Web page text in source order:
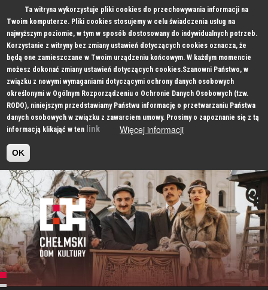
Ta witryna wykorzystuje pliki cookies do przechowywania informacji na
Twoim komputerze. Pliki cookies stosujemy w celu świadczenia usług na
najwyższym poziomie, w tym w sposób dostosowany do indywidualnych potrzeb.
Korzystanie z witryny bez zmiany ustawień dotyczących cookies oznacza, że
będą one zamieszczane w Twoim urządzeniu końcowym. W każdym momencie
możesz dokonać zmiany ustawień dotyczących cookies.Szanowni Państwo, w
związku z nowymi wymaganiami dotyczącymi ochrony danych osobowych
określonymi w Ogólnym Rozporządzeniu o Ochronie Danych Osobowych (tzw.
RODO), niniejszym przedstawiamy Państwu informację o przetwarzaniu Państwa
danych osobowych w związku z zawarciem umowy. Prosimy o zapoznanie się z tą
informacją klikająć w ten link Więcej informacji
OK